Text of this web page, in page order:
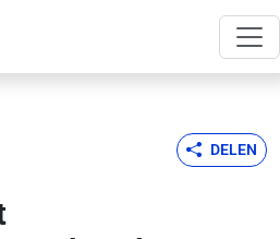
DELEN